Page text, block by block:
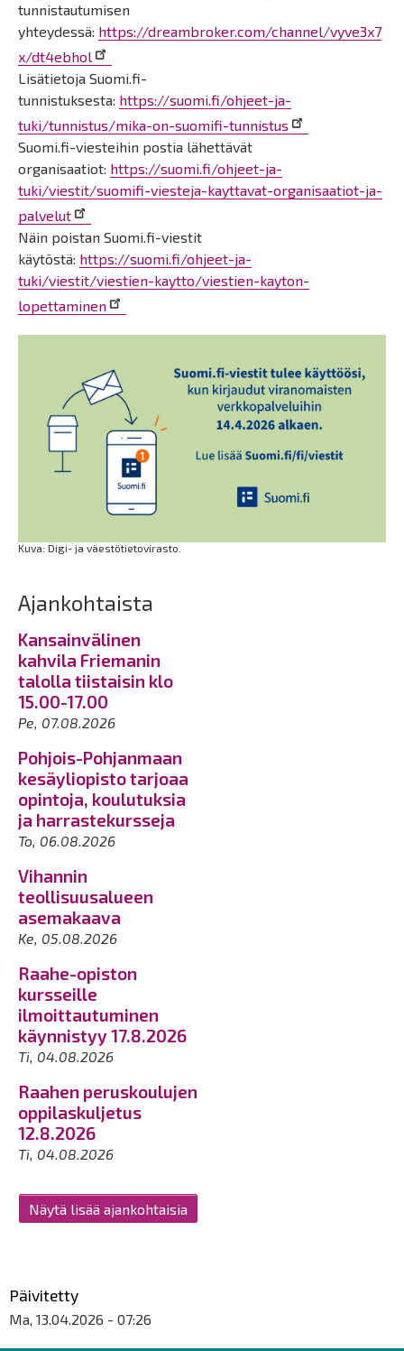
tunnistautumisen
yhteydessä: https://dreambroker.com/channel/vyve3x7
x/dt4ebhol
Lisätietoja Suomi.fi-
tunnistuksesta: https://suomi.fi/ohjeet-ja-
tuki/tunnistus/mika-on-suomifi-tunnistus
Suomi.fi-viesteihin postia lähettävät
organisaatiot: https://suomi.fi/ohjeet-ja-
tuki/viestit/suomifi-viesteja-kayttavat-organisaatiot-ja-
palvelut
Näin poistan Suomi.fi-viestit
käytöstä: https://suomi.fi/ohjeet-ja-
tuki/viestit/viestien-kaytto/viestien-kayton-
lopettaminen
Kuva: Digi- ja väestötietovirasto.
Ajankohtaista
Kansainvälinen
kahvila Friemanin
talolla tiistaisin klo
15.00-17.00
Pe, 07.08.2026
Pohjois-Pohjanmaan
kesäyliopisto tarjoaa
opintoja, koulutuksia
ja harrastekursseja
To, 06.08.2026
Vihannin
teollisuusalueen
asemakaava
Ke, 05.08.2026
Raahe-opiston
kursseille
ilmoittautuminen
käynnistyy 17.8.2026
Ti, 04.08.2026
Raahen peruskoulujen
oppilaskuljetus
12.8.2026
Ti, 04.08.2026
Näytä lisää ajankohtaisia
Päivitetty
Ma, 13.04.2026 - 07:26